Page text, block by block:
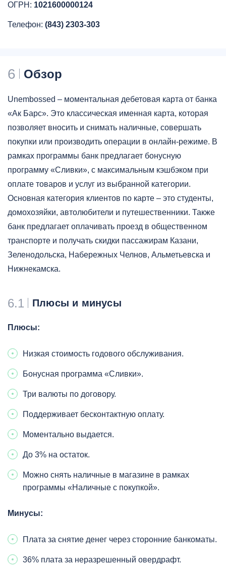
ОГРН: 1021600000124
Телефон: (843) 2303-303
6 Обзор
Unembossed – моментальная дебетовая карта от банка
«Ак Барс». Это классическая именная карта, которая
позволяет вносить и снимать наличные, совершать
покупки или производить операции в онлайн-режиме. В
рамках программы банк предлагает бонусную
программу «Сливки», с максимальным кэшбэком при
оплате товаров и услуг из выбранной категории.
Основная категория клиентов по карте – это студенты,
домохозяйки, автолюбители и путешественники. Также
банк предлагает оплачивать проезд в общественном
транспорте и получать скидки пассажирам Казани,
Зеленодольска, Набережных Челнов, Альметьевска и
Нижнекамска.
6.1 Плюсы и минусы
Плюсы:
Низкая стоимость годового обслуживания.
Бонусная программа «Сливки».
Три валюты по договору.
Поддерживает бесконтактную оплату.
Моментально выдается.
До 3% на остаток.
Можно снять наличные в магазине в рамках
программы «Наличные с покупкой».
Минусы:
Плата за снятие денег через сторонние банкоматы.
36% плата за неразрешенный овердрафт.